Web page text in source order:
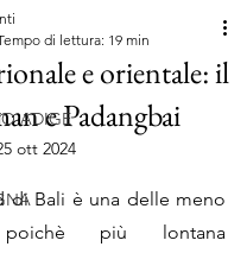
ADIGE
e orientale: il
e Padangbai
di lettura: 19 min
ott 2024
stelle su 5.
di Bali è una delle meno
poichè più lontana